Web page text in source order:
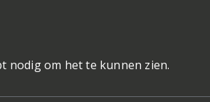
nodig om het te kunnen zien.